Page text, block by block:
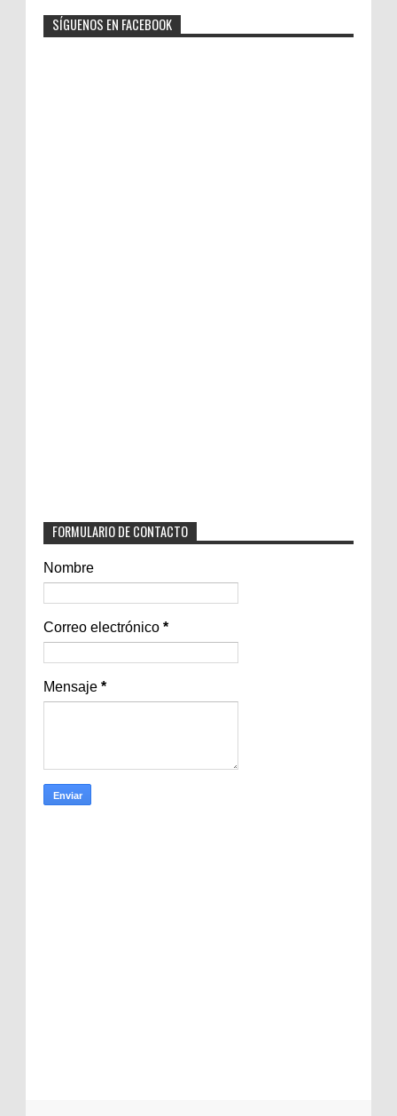
SÍGUENOS EN FACEBOOK
FORMULARIO DE CONTACTO
Nombre
Correo electrónico *
Mensaje *